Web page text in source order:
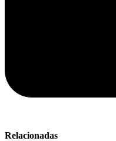
Relacionadas